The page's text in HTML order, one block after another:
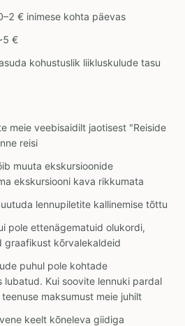
€ inimese kohta päevas
€
kohustuslik liikluskulude tasu
meie veebisaidilt jaotisest "Reiside
reisi
muuta ekskursioonide
ekskursiooni kava rikkumata
lennupiletite kallinemise tõttu
pole ettenägematuid olukordi,
graafikust kõrvalekaldeid
puhul pole kohtade
lubatud. Kui soovite lennuki pardal
maksumust meie juhilt
keelt kõneleva giidiga